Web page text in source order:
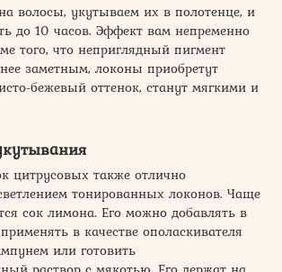
волосы, укутываем их в полотенце, и
до 10 часов. Эффект вам непременно
того, что неприглядный пигмент
заметным, локоны приобретут
бежевый оттенок, станут мягкими и
цитрусовых также отлично
тонированных локонов. Чаще
сок лимона. Его можно добавлять в
в качестве ополаскивателя
или готовить